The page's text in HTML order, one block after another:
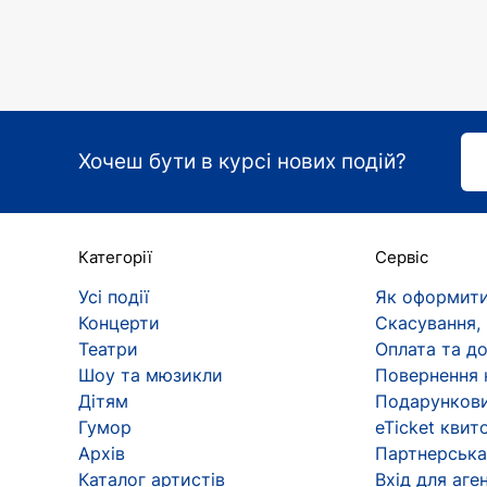
Влітку 2024 року рішенням
публіці, з'являючись на сцені з
У "Кровостока" немає жодного
Побачити музикантів можна не
Дискографія (студійні альбоми)
Хочеш бути в курсі нових подій?
Категорії
Усі події
Концерти
Театри
Шоу та мюзикли
Дітям
Гумор
Архів
Каталог артистів
Сервіс
Як
Скасування,
Оплата та
Повернення
eTicket
Вхід для